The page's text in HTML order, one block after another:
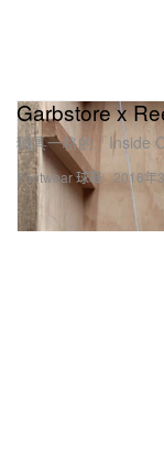
Footwear 球鞋
Garbstore x
獨具一格的「Inside
2016年